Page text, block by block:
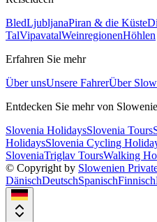
BledLjubljanaPiran & die Küste
TalVipavatalWeinregionenHöhlen
Erfahren Sie mehr
Über unsUnsere FahrerÜber
Entdecken Sie mehr von
Slovenia HolidaysSlovenia Tours
HolidaysSlovenia Cycling
SloveniaTriglav ToursWalking
© Copyright by Slowenien
DänischDeutschSpanischFinnisch